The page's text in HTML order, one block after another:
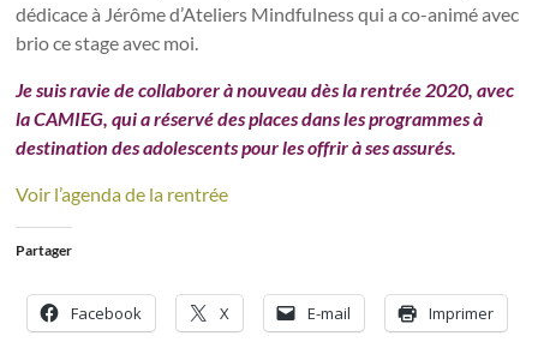
dédicace à Jérôme d’Ateliers Mindfulness qui a co-animé avec
brio ce stage avec moi.
Je suis ravie de collaborer à nouveau dès la rentrée 2020, avec
la CAMIEG, qui a réservé des places dans les programmes à
destination des adolescents pour les offrir à ses assurés.
Voir l’agenda de la rentrée
Partager
Facebook X E-mail Imprimer